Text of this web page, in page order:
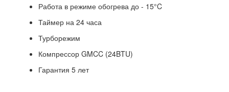
Работа в режиме обогрева до - 15°C
Таймер на 24 часа
Турборежим
Компрессор GMCC (24BTU)
Гарантия 5 лет